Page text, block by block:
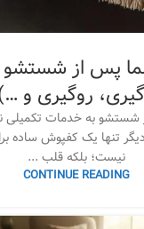
پس از شستشو
روگیری و …)
به خدمات تکمیلی
تنها یک کفپوش ساده
نیست؛ بلکه قلب ...
CONTINUE READING